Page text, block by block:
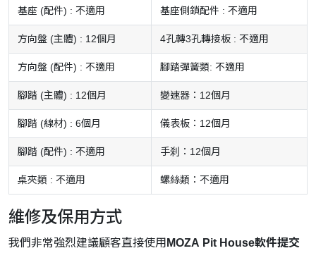
基座 (配件) : 不適用 基座側鎖配件 : 不適用
方向盤 (主體) : 12個月 4孔轉3孔轉接板 : 不適用
方向盤 (配件) : 不適用 腳踏彈簧類: 不適用
腳踏 (主體) : 12個月 變速器：12個月
腳踏 (線材) : 6個月 儀表板：12個月
腳踏 (配件) : 不適用 手刹：12個月
桌夾類 : 不適用 螺絲類：不適用
維修及保用方式
我們非常強烈建議顧客直接使用 MOZA Pit House軟件提交